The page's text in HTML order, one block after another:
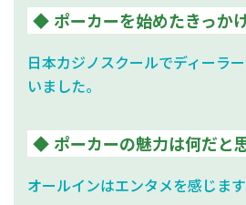
ポーカーを始めたきっか
日本カジノスクールでディーラ
いました。
ポーカーの魅力は何だと
オールインはエンタメを感じます